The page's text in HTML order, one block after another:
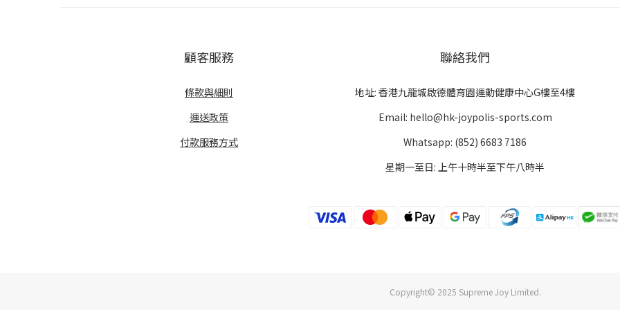
顧客服務
條款與細則
運送政策
付款服務方式
聯絡我們
地址: 香港九龍城啟德體育園運動健康中心G樓至4樓
Email: hello@hk-joypolis-sports.com
Whatsapp: (852) 6683 7186
星期一至日: 上午十時半至下午八時半
Copyright© 2025 Supreme Joy Limited.